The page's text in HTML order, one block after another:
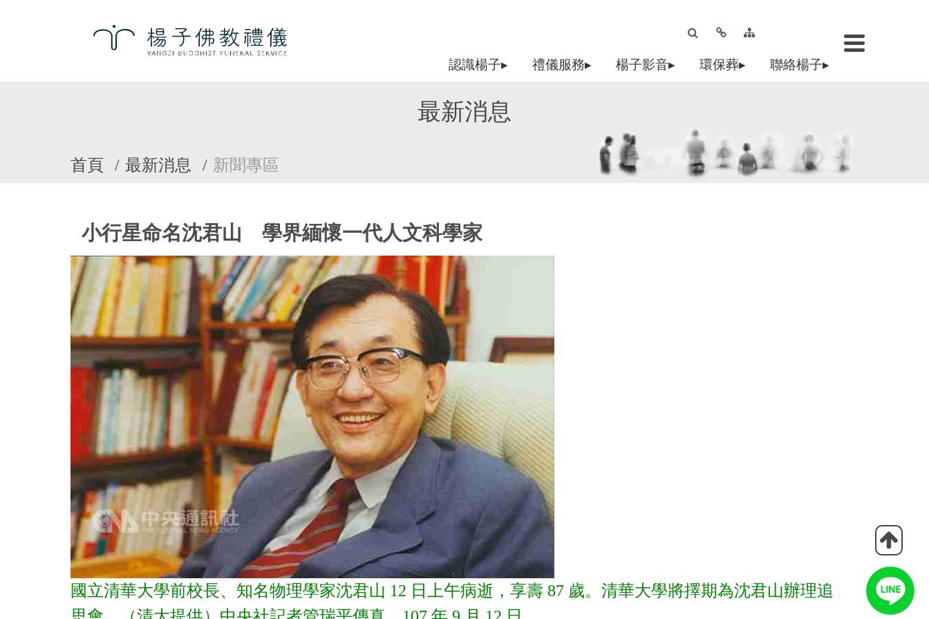
認識楊子▸ 禮儀服務▸ 楊子影音▸ 環保葬▸ 聯絡楊子▸
最新消息
首頁 最新消息 新聞專區
小行星命名沈君山 學界緬懷一代人文科學家
國立清華大學前校長、知名物理學家沈君山 12 日上午病逝，享壽 87 歲。清華大學將擇期為沈君山辦理追